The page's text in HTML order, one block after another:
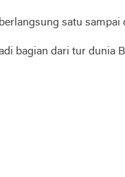
satu sampai
bagian dari tur dunia